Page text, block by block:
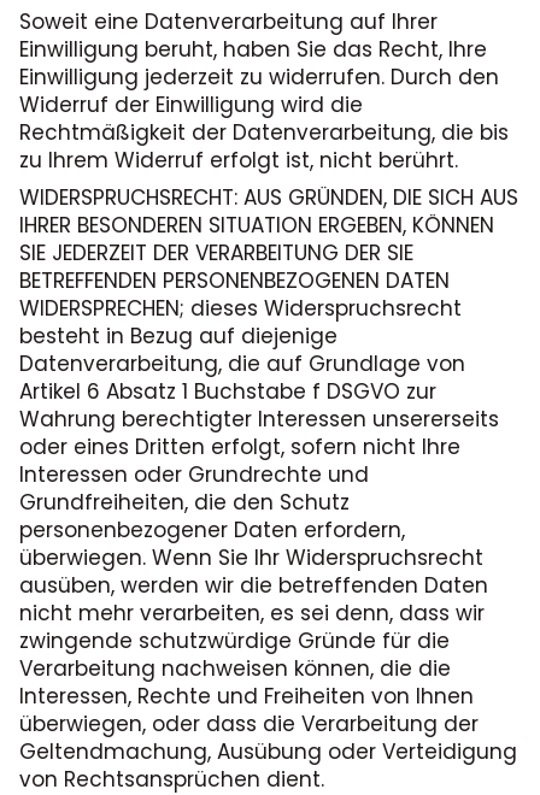
Soweit eine Datenverarbeitung auf Ihrer
Einwilligung beruht, haben Sie das Recht, Ihre
Einwilligung jederzeit zu widerrufen. Durch den
Widerruf der Einwilligung wird die
Rechtmäßigkeit der Datenverarbeitung, die bis
zu Ihrem Widerruf erfolgt ist, nicht berührt.
WIDERSPRUCHSRECHT: AUS GRÜNDEN, DIE SICH AUS
IHRER BESONDEREN SITUATION ERGEBEN, KÖNNEN
SIE JEDERZEIT DER VERARBEITUNG DER SIE
BETREFFENDEN PERSONENBEZOGENEN DATEN
WIDERSPRECHEN; dieses Widerspruchsrecht
besteht in Bezug auf diejenige
Datenverarbeitung, die auf Grundlage von
Artikel 6 Absatz 1 Buchstabe f DSGVO zur
Wahrung berechtigter Interessen unsererseits
oder eines Dritten erfolgt, sofern nicht Ihre
Interessen oder Grundrechte und
Grundfreiheiten, die den Schutz
personenbezogener Daten erfordern,
überwiegen. Wenn Sie Ihr Widerspruchsrecht
ausüben, werden wir die betreffenden Daten
nicht mehr verarbeiten, es sei denn, dass wir
zwingende schutzwürdige Gründe für die
Verarbeitung nachweisen können, die die
Interessen, Rechte und Freiheiten von Ihnen
überwiegen, oder dass die Verarbeitung der
Geltendmachung, Ausübung oder Verteidigung
von Rechtsansprüchen dient.